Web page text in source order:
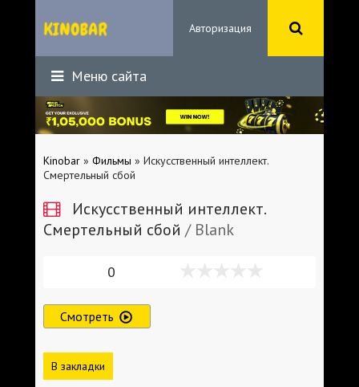
Авторизация
Меню сайта
Kinobar » Фильмы » Искусственный интеллект.
Смертельный сбой
Искусственный интеллект.
Смертельный сбой / Blank
0
Смотреть
В закладки